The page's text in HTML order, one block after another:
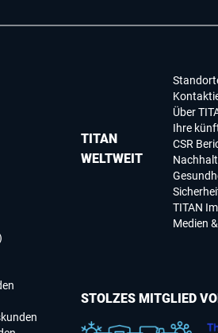
TITAN
WELTWEIT
Über
Ihre
CSR
TITAN
Medien
STOLZES MITGLIED